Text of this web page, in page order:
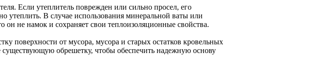
Если утеплитель поврежден или сильно просел, его
утеплить. В случае использования минеральной ваты или
он не намок и сохраняет свои теплоизоляционные свойства.
поверхности от мусора, мусора и старых остатков кровельных
обрешетку, чтобы обеспечить надежную основу